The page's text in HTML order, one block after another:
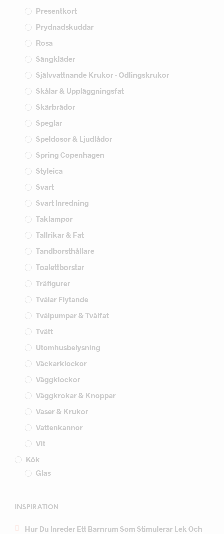
Presentkort
Prydnadskuddar
Rosa
Sängkläder
Självvattnande Krukor - Odlingskrukor
Skålar & Uppläggningsfat
Skärbrädor
Speglar
Speldosor & Ljudlådor
Spring Copenhagen
Styleica
Svart
Svart Inredning
Taklampor
Tallrikar & Fat
Tandborsthållare
Toalettborstar
Träfigurer
Tvålar Flytande
Tvålpumpar & Tvålfat
Tvätt
Utomhusbelysning
Väckarklockor
Väggklockor
Väggkrokar & Knoppar
Vaser & Krukor
Vattenkannor
Vit
Kök
Glas
INSPIRATION
Hur Du Inreder Ett Barnrum Som Stimulerar Lek Och